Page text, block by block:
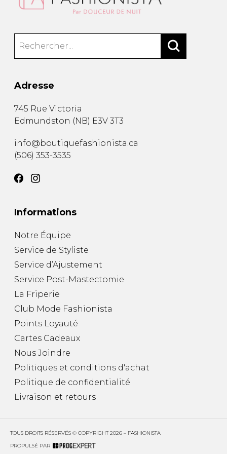
Adresse
745 Rue Victoria
Edmundston (NB) E3V 3T3
info@boutiquefashionista.ca
(506) 353-3535
Informations
Notre Équipe
Service de Styliste
Service d’Ajustement
Service Post-Mastectomie
La Friperie
Club Mode Fashionista
Points Loyauté
Cartes Cadeaux
Nous Joindre
Politiques et conditions d'achat
Politique de confidentialité
Livraison et retours
TOUS DROITS RÉSERVÉS © COPYRIGHT 2026 – FASHIONISTA
PROPULSÉ PAR